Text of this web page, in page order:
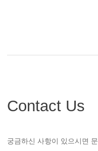
Contact Us
궁금하신 사항이 있으시면